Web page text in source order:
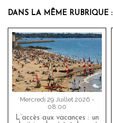
DANS LA MÊME RUBRIQUE :
Mercredi 29 Juillet 2026 -
08:00
L’accès aux vacances : un